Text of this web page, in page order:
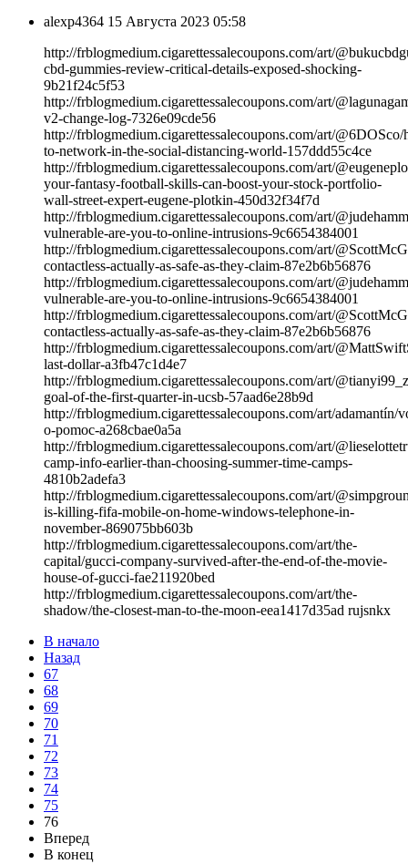
alexp4364 15 Августа 2023 05:58
http://frblogmedium.cigarettessalecoupons.com/art/
cbd-gummies-review-critical-details-exposed-shocking-
9b21f24c5f53
http://frblogmedium.cigarettessalecoupons.com/art/
v2-change-log-7326e09cde56
http://frblogmedium.cigarettessalecoupons.com/art/
to-network-in-the-social-distancing-world-157ddd55c4ce
http://frblogmedium.cigarettessalecoupons.com/art/
your-fantasy-football-skills-can-boost-your-stock-portfolio-
wall-street-expert-eugene-plotkin-450d32f34f7d
http://frblogmedium.cigarettessalecoupons.com/art/
vulnerable-are-you-to-online-intrusions-9c6654384001
http://frblogmedium.cigarettessalecoupons.com/art/
contactless-actually-as-safe-as-they-claim-87e2b6b56876
http://frblogmedium.cigarettessalecoupons.com/art/
vulnerable-are-you-to-online-intrusions-9c6654384001
http://frblogmedium.cigarettessalecoupons.com/art/
contactless-actually-as-safe-as-they-claim-87e2b6b56876
http://frblogmedium.cigarettessalecoupons.com/art/
last-dollar-a3fb47c1d4e7
http://frblogmedium.cigarettessalecoupons.com/art/
goal-of-the-first-quarter-in-ucsb-57aad6e28b9d
http://frblogmedium.cigarettessalecoupons.com/art/adamantín/
o-pomoc-a268cbae0a5a
http://frblogmedium.cigarettessalecoupons.com/art/
camp-info-earlier-than-choosing-summer-time-camps-
4810b2adefa3
http://frblogmedium.cigarettessalecoupons.com/art/
is-killing-fifa-mobile-on-home-windows-telephone-in-
november-869075bb603b
http://frblogmedium.cigarettessalecoupons.com/art/the-
capital/gucci-company-survived-after-the-end-of-the-movie-
house-of-gucci-fae211920bed
http://frblogmedium.cigarettessalecoupons.com/art/the-
shadow/the-closest-man-to-the-moon-eea1417d35ad rujsnkx
В начало
Назад
67
68
69
70
71
72
73
74
75
76
Вперед
В конец